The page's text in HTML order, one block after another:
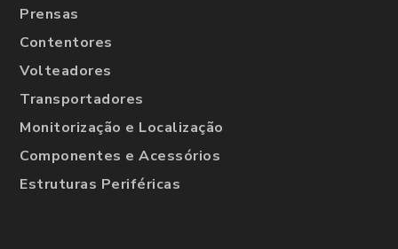
Prensas
Contentores
Volteadores
Transportadores
Monitorização e Localização
Componentes e Acessórios
Estruturas Periféricas